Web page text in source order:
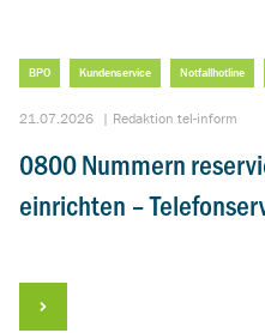
BPO Kundenservice Notfallhotline
21.07.2026 | Redaktion tel-inform
0800 Nummern
einrichten –